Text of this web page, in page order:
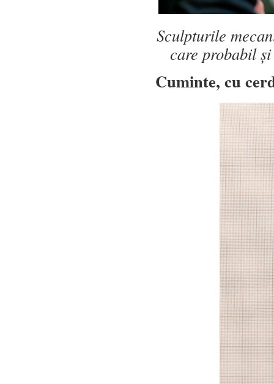
Sculpturile
care probabil
Cuminte, cu